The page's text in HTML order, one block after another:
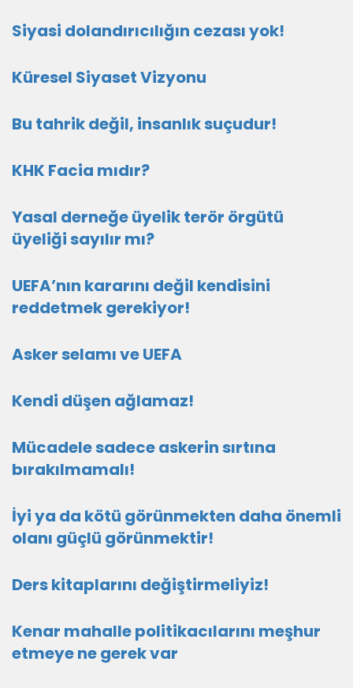
Siyasi dolandırıcılığın cezası yok!
Küresel Siyaset Vizyonu
Bu tahrik değil, insanlık suçudur!
KHK Facia mıdır?
Yasal derneğe üyelik terör örgütü
üyeliği sayılır mı?
UEFA’nın kararını değil kendisini
reddetmek gerekiyor!
Asker selamı ve UEFA
Kendi düşen ağlamaz!
Mücadele sadece askerin sırtına
bırakılmamalı!
İyi ya da kötü görünmekten daha önemli
olanı güçlü görünmektir!
Ders kitaplarını değiştirmeliyiz!
Kenar mahalle politikacılarını meşhur
etmeye ne gerek var